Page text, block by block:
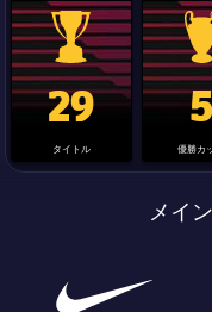
La Liga trophy
29
タイトル 優勝カ
メイ